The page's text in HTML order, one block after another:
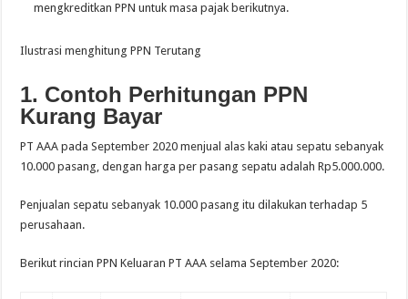
mengkreditkan PPN untuk masa pajak berikutnya.
Ilustrasi menghitung PPN Terutang
1. Contoh Perhitungan PPN
Kurang Bayar
PT AAA pada September 2020 menjual alas kaki atau sepatu sebanyak
10.000 pasang, dengan harga per pasang sepatu adalah Rp5.000.000.
Penjualan sepatu sebanyak 10.000 pasang itu dilakukan terhadap 5
perusahaan.
Berikut rincian PPN Keluaran PT AAA selama September 2020: